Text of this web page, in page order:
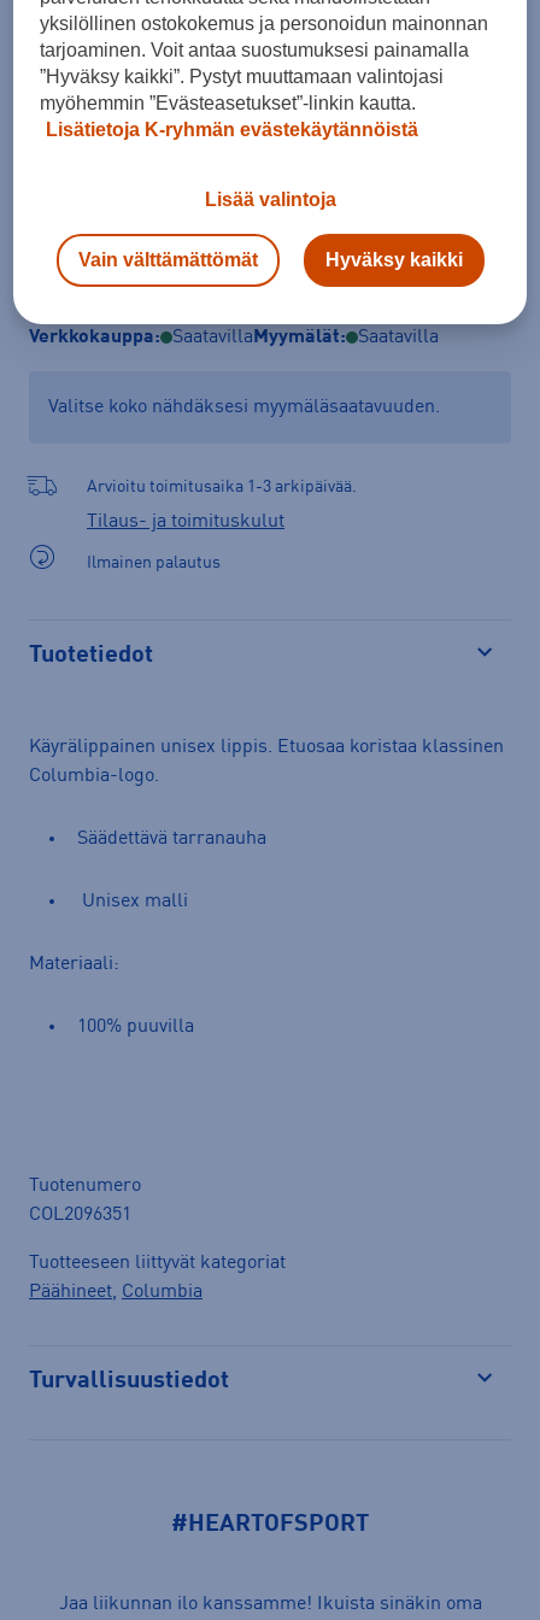
ONES
Kokotaulukko
Tarkista saatavuus ja tilaa myymälästä
Verkkokauppa: Saatavilla Myymälät: Saatavilla
Valitse koko nähdäksesi myymäläsaatavuuden.
Arvioitu toimitusaika 1-3 arkipäivää.
Tilaus- ja toimituskulut
Ilmainen palautus
Tuotetiedot
Käyrälippainen unisex lippis. Etuosaa koristaa klassinen
Columbia-logo.
Säädettävä tarranauha
Unisex malli
Materiaali:
100% puuvilla
Tuotenumero
COL2096351
Tuotteeseen liittyvät kategoriat
Päähineet, Columbia
Turvallisuustiedot
#HEARTOFSPORT
Jaa liikunnan ilo kanssamme! Ikuista sinäkin oma
yksilöllinen ostokokemus ja personoidun mainonnan
tarjoaminen. Voit antaa suostumuksesi painamalla
”Hyväksy kaikki”. Pystyt muuttamaan valintojasi
myöhemmin ”Evästeasetukset”-linkin kautta.
Lisätietoja K-ryhmän evästekäytännöistä
Lisää valintoja
Vain välttämättömät Hyväksy kaikki